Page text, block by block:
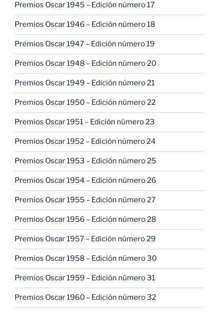
Premios Oscar 1945 – Edición número 17
Premios Oscar 1946 – Edición número 18
Premios Oscar 1947 – Edición número 19
Premios Oscar 1948 – Edición número 20
Premios Oscar 1949 – Edición número 21
Premios Oscar 1950 – Edición número 22
Premios Oscar 1951 – Edición número 23
Premios Oscar 1952 – Edición número 24
Premios Oscar 1953 – Edición número 25
Premios Oscar 1954 – Edición número 26
Premios Oscar 1955 – Edición número 27
Premios Oscar 1956 – Edición número 28
Premios Oscar 1957 – Edición número 29
Premios Oscar 1958 – Edición número 30
Premios Oscar 1959 – Edición número 31
Premios Oscar 1960 – Edición número 32